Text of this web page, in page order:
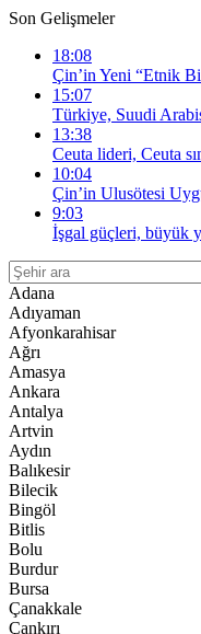
Son Gelişmeler
18:08
Çin’in Yeni “Etnik
15:07
Türkiye, Suudi
13:38
Ceuta lideri, Ceuta
10:04
Çin’in Ulusötesi
9:03
İşgal güçleri, büyük
Adana
Adıyaman
Afyonkarahisar
Ağrı
Amasya
Ankara
Antalya
Artvin
Aydın
Balıkesir
Bilecik
Bingöl
Bitlis
Bolu
Burdur
Bursa
Çanakkale
Çankırı